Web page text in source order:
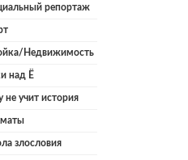
репортаж
Недвижимость
над Ё
не учит история
злословия